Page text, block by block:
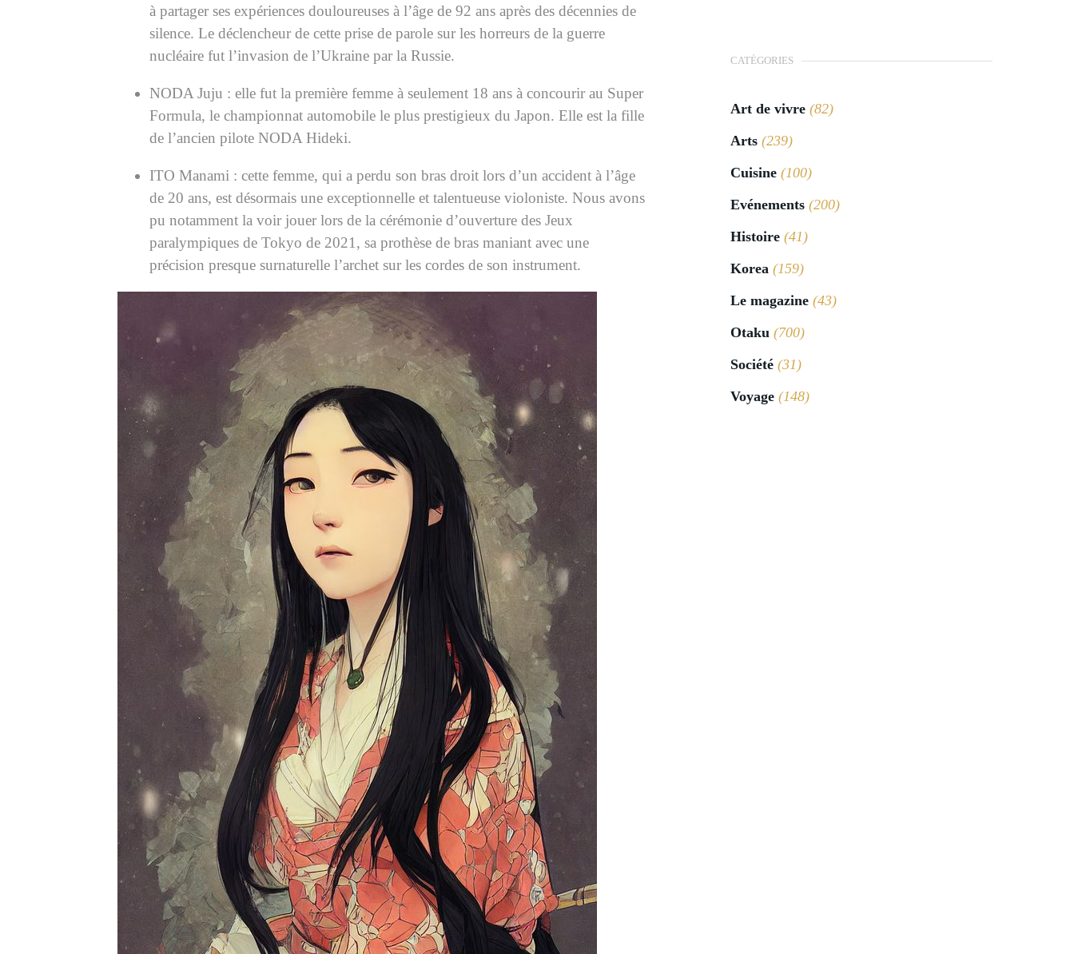
à partager ses expériences douloureuses à l’âge de 92 ans après des décennies de
silence. Le déclencheur de cette prise de parole sur les horreurs de la guerre
nucléaire fut l’invasion de l’Ukraine par la Russie.
NODA Juju : elle fut la première femme à seulement 18 ans à concourir au Super
Formula, le championnat automobile le plus prestigieux du Japon. Elle est la fille
de l’ancien pilote NODA Hideki.
ITO Manami : cette femme, qui a perdu son bras droit lors d’un accident à l’âge
de 20 ans, est désormais une exceptionnelle et talentueuse violoniste. Nous avons
pu notamment la voir jouer lors de la cérémonie d’ouverture des Jeux
paralympiques de Tokyo de 2021, sa prothèse de bras maniant avec une
précision presque surnaturelle l’archet sur les cordes de son instrument.
CATÉGORIES
Art de vivre (82)
Arts (239)
Cuisine (100)
Evénements (200)
Histoire (41)
Korea (159)
Le magazine (43)
Otaku (700)
Société (31)
Voyage (148)